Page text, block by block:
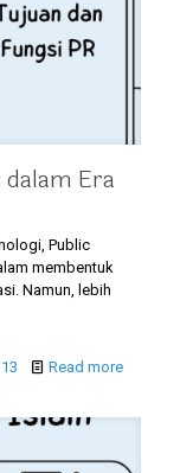
Era
Public
membentuk
Namun, lebih
13 Read more